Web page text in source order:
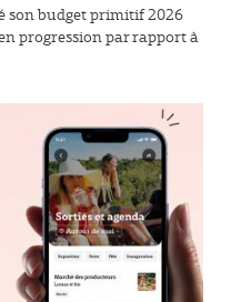
son budget primitif 2026
progression par rapport à